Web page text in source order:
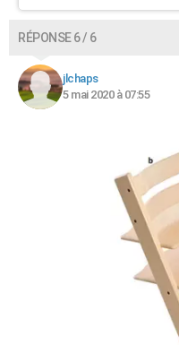
RÉPONSE 6 / 6
jlchaps
5 mai 2020 à 07:55